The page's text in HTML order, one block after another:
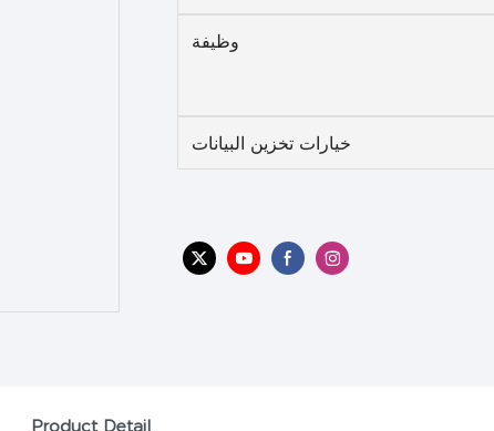
وظيفة
خيارات تخزين البيانات
Product Detail